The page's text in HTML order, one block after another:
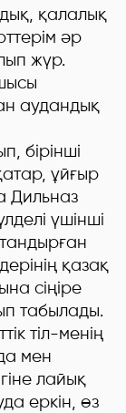
қалалық
әр
жүр.
аудандық
бірінші
ұйғыр
Дильназ
үшінші
қазақ
сіңіре
табылады.
тіл-менің
мен
лайық
еркін, өз